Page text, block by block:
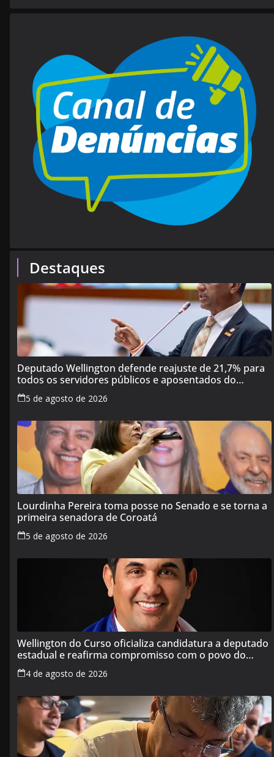
Destaques
Deputado Wellington defende reajuste de 21,7% para
todos os servidores públicos e aposentados do
Maranhão
5 de agosto de 2026
Lourdinha Pereira toma posse no Senado e se torna a
primeira senadora de Coroatá
5 de agosto de 2026
Wellington do Curso oficializa candidatura a deputado
estadual e reafirma compromisso com o povo do
Maranhão
4 de agosto de 2026